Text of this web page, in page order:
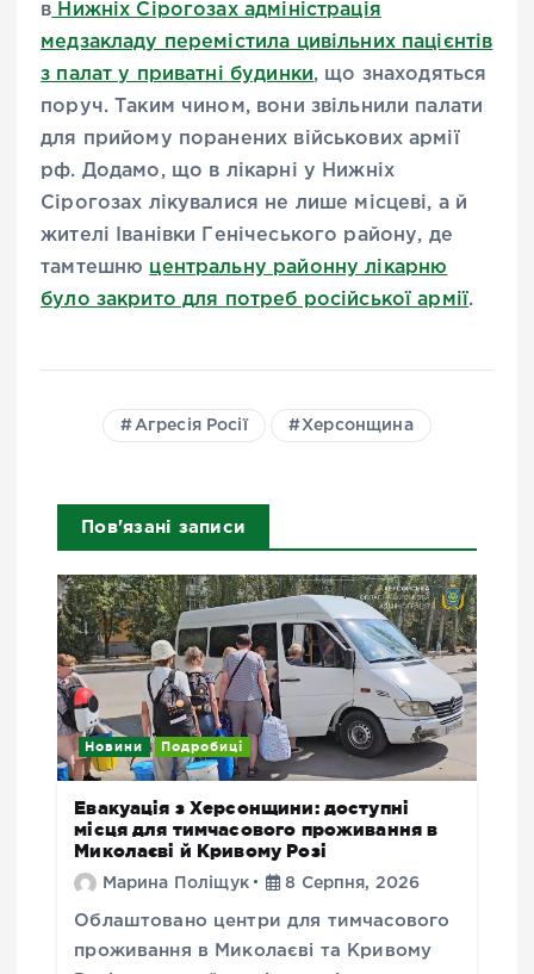
в Нижніх Сірогозах адміністрація
медзакладу перемістила цивільних пацієнтів
з палат у приватні будинки, що знаходяться
поруч. Таким чином, вони звільнили палати
для прийому поранених військових армії
рф. Додамо, що в лікарні у Нижніх
Сірогозах лікувалися не лише місцеві, а й
жителі Іванівки Генічеського району, де
тамтешню центральну районну лікарню
було закрито для потреб російської армії.
Агресія Росії Херсонщина
Пов'язані записи
Новини Подробиці
Евакуація з Херсонщини: доступні
місця для тимчасового проживання в
Миколаєві й Кривому Розі
Марина Поліщук 8 Серпня, 2026
Облаштовано центри для тимчасового
проживання в Миколаєві та Кривому